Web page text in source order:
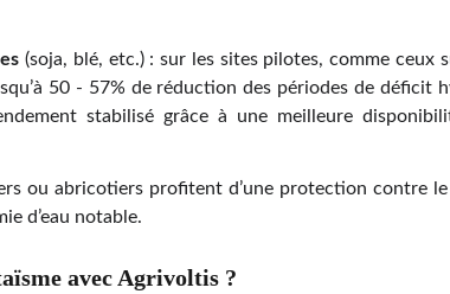
(soja, blé, etc.) : sur les sites pilotes, comme ceux
50 - 57% de réduction des périodes de déficit
stabilisé grâce à une meilleure
ou abricotiers profitent d’une protection contre
d’eau notable.
avec Agrivoltis ?